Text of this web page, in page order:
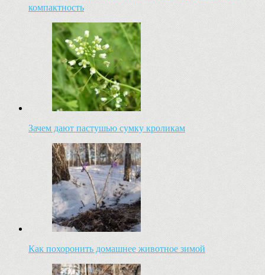
компактность
Зачем дают пастушью сумку кроликам
Как похоронить домашнее животное зимой